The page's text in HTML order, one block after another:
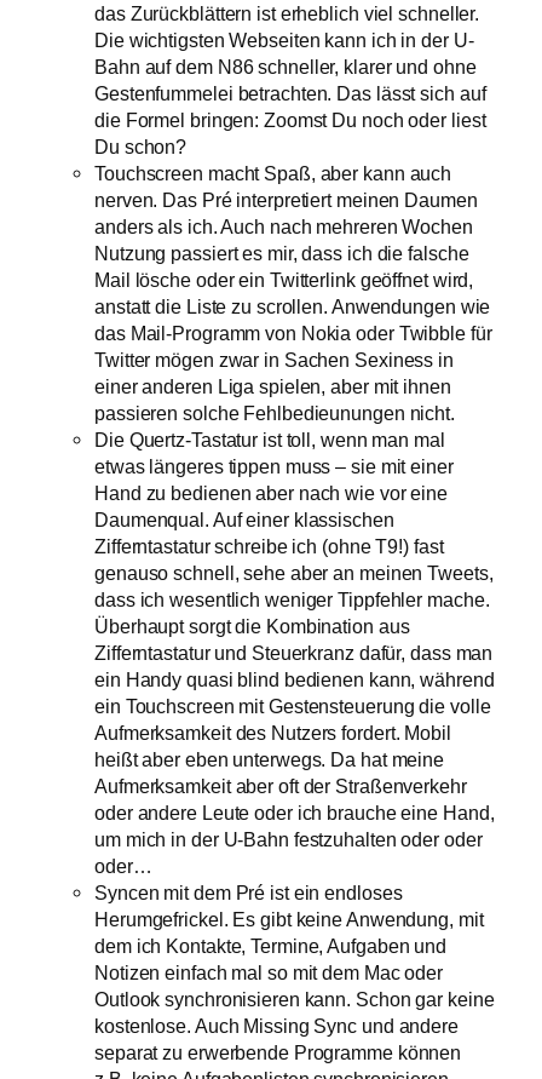
das Zurückblättern ist erheblich viel schneller.
Die wichtigsten Webseiten kann ich in der U-
Bahn auf dem N86 schneller, klarer und ohne
Gestenfummelei betrachten. Das lässt sich auf
die Formel bringen: Zoomst Du noch oder liest
Du schon?
Touchscreen macht Spaß, aber kann auch
nerven. Das Pré interpretiert meinen Daumen
anders als ich. Auch nach mehreren Wochen
Nutzung passiert es mir, dass ich die falsche
Mail lösche oder ein Twitterlink geöffnet wird,
anstatt die Liste zu scrollen. Anwendungen wie
das Mail-Programm von Nokia oder Twibble für
Twitter mögen zwar in Sachen Sexiness in
einer anderen Liga spielen, aber mit ihnen
passieren solche Fehlbedieunungen nicht.
Die Quertz-Tastatur ist toll, wenn man mal
etwas längeres tippen muss – sie mit einer
Hand zu bedienen aber nach wie vor eine
Daumenqual. Auf einer klassischen
Zifferntastatur schreibe ich (ohne T9!) fast
genauso schnell, sehe aber an meinen Tweets,
dass ich wesentlich weniger Tippfehler mache.
Überhaupt sorgt die Kombination aus
Zifferntastatur und Steuerkranz dafür, dass man
ein Handy quasi blind bedienen kann, während
ein Touchscreen mit Gestensteuerung die volle
Aufmerksamkeit des Nutzers fordert. Mobil
heißt aber eben unterwegs. Da hat meine
Aufmerksamkeit aber oft der Straßenverkehr
oder andere Leute oder ich brauche eine Hand,
um mich in der U-Bahn festzuhalten oder oder
oder…
Syncen mit dem Pré ist ein endloses
Herumgefrickel. Es gibt keine Anwendung, mit
dem ich Kontakte, Termine, Aufgaben und
Notizen einfach mal so mit dem Mac oder
Outlook synchronisieren kann. Schon gar keine
kostenlose. Auch Missing Sync und andere
separat zu erwerbende Programme können